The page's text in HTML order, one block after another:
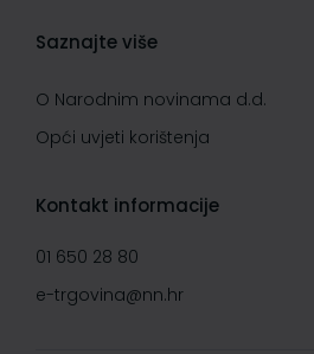
Saznajte više
O Narodnim novinama d.d.
Opći uvjeti korištenja
Kontakt informacije
01 650 28 80
e-trgovina@nn.hr